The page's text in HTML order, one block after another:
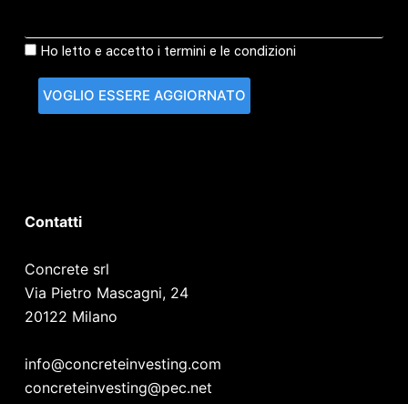
Ho letto e accetto i termini e le condizioni
Contatti
Concrete srl
Via Pietro Mascagni, 24
20122 Milano
info@concreteinvesting.com
concreteinvesting@pec.net